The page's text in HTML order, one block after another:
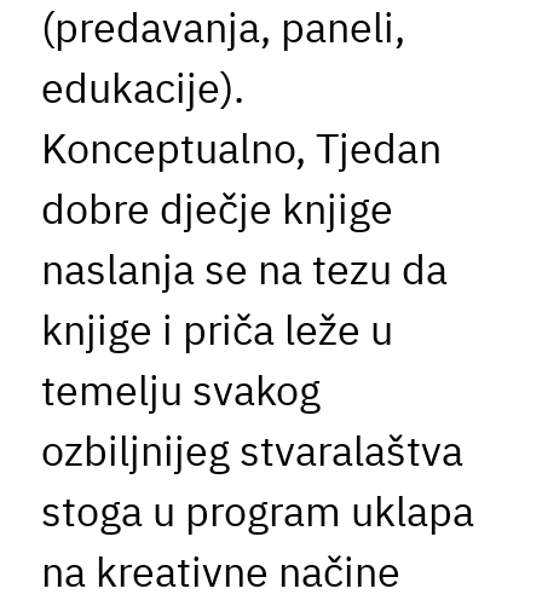
(predavanja, paneli,
edukacije).
Konceptualno, Tjedan
dobre dječje knjige
naslanja se na tezu da
knjige i priča leže u
temelju svakog
ozbiljnijeg stvaralaštva
stoga u program uklapa
na kreativne načine